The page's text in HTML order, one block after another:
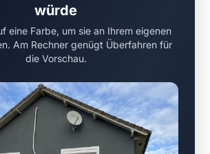
würde
eine Farbe, um sie an Ihrem eigenen
Am Rechner genügt Überfahren für
die Vorschau.